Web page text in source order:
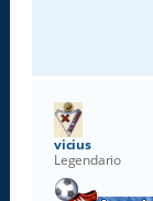
vicius
Legendario